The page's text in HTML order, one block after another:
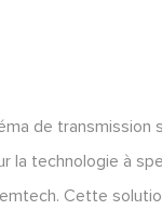
de transmission
la technologie à
Cette